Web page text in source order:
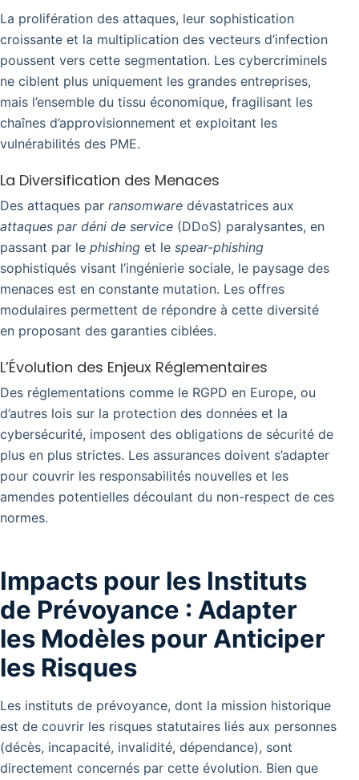
La prolifération des attaques, leur sophistication
croissante et la multiplication des vecteurs d’infection
poussent vers cette segmentation. Les cybercriminels
ne ciblent plus uniquement les grandes entreprises,
mais l’ensemble du tissu économique, fragilisant les
chaînes d’approvisionnement et exploitant les
vulnérabilités des PME.
La Diversification des Menaces
Des attaques par ransomware dévastatrices aux
attaques par déni de service (DDoS) paralysantes, en
passant par le phishing et le spear-phishing
sophistiqués visant l’ingénierie sociale, le paysage des
menaces est en constante mutation. Les offres
modulaires permettent de répondre à cette diversité
en proposant des garanties ciblées.
L’Évolution des Enjeux Réglementaires
Des réglementations comme le RGPD en Europe, ou
d’autres lois sur la protection des données et la
cybersécurité, imposent des obligations de sécurité de
plus en plus strictes. Les assurances doivent s’adapter
pour couvrir les responsabilités nouvelles et les
amendes potentielles découlant du non-respect de ces
normes.
Impacts pour les Instituts
de Prévoyance : Adapter
les Modèles pour Anticiper
les Risques
Les instituts de prévoyance, dont la mission historique
est de couvrir les risques statutaires liés aux personnes
(décès, incapacité, invalidité, dépendance), sont
directement concernés par cette évolution. Bien que